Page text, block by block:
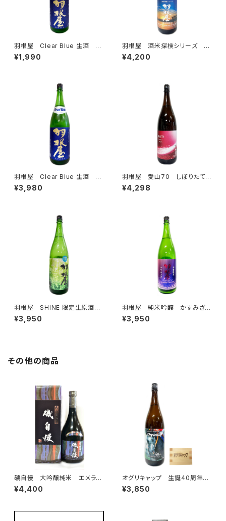
羽根屋 Clear Blue 生酒 72
0ml
¥1,990
羽根屋 酒米探検シリーズ 純
米吟醸 八反錦 生酒 1800
ml
¥4,200
羽根屋 Clear Blue 生酒 18
00ml
¥3,980
羽根屋 愛山70 しぼりたて
1800ml
¥4,298
羽根屋 SHINE 限定生原酒 1
800ml
¥3,950
羽根屋 純米吟醸 かすみざ
け 生 1800ml
¥3,950
その他の商品
磯自慢 大吟醸純米 エメラル
ド 720ml
¥4,400
オグリキャップ 生誕40周年記
念 純米大吟醸 1800ml オ
リジナル1合枡付き
¥3,850